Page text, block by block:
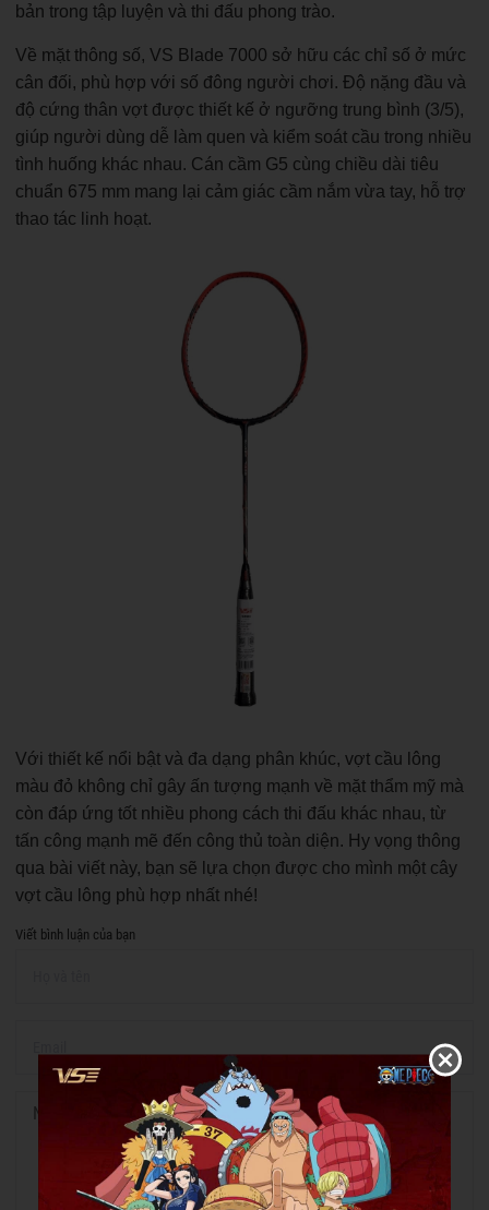
bản trong tập luyện và thi đấu phong trào.
Về mặt thông số, VS Blade 7000 sở hữu các chỉ số ở mức
cân đối, phù hợp với số đông người chơi. Độ nặng đầu và
độ cứng thân vợt được thiết kế ở ngưỡng trung bình (3/5),
giúp người dùng dễ làm quen và kiểm soát cầu trong nhiều
tình huống khác nhau. Cán cầm G5 cùng chiều dài tiêu
chuẩn 675 mm mang lại cảm giác cầm nắm vừa tay, hỗ trợ
thao tác linh hoạt.
Với thiết kế nổi bật và đa dạng phân khúc, vợt cầu lông
màu đỏ không chỉ gây ấn tượng mạnh về mặt thẩm mỹ mà
còn đáp ứng tốt nhiều phong cách thi đấu khác nhau, từ
tấn công mạnh mẽ đến công thủ toàn diện. Hy vọng thông
qua bài viết này, bạn sẽ lựa chọn được cho mình một cây
vợt cầu lông phù hợp nhất nhé!
Viết bình luận của bạn